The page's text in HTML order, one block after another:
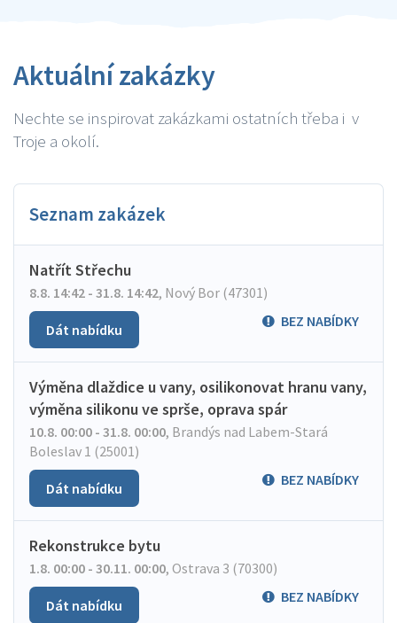
Aktuální zakázky
Nechte se inspirovat zakázkami ostatních třeba i v
Troje a okolí.
Seznam zakázek
Natřít Střechu
8.8. 14:42 - 31.8. 14:42, Nový Bor (47301)
BEZ NABÍDKY
Dát nabídku
Výměna dlaždice u vany, osilikonovat hranu vany,
výměna silikonu ve sprše, oprava spár
10.8. 00:00 - 31.8. 00:00, Brandýs nad Labem-Stará
Boleslav 1 (25001)
BEZ NABÍDKY
Dát nabídku
Rekonstrukce bytu
1.8. 00:00 - 30.11. 00:00, Ostrava 3 (70300)
BEZ NABÍDKY
Dát nabídku